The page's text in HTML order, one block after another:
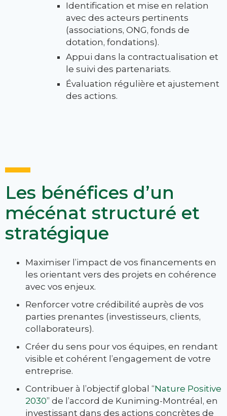
Identification et mise en relation
avec des acteurs pertinents
(associations, ONG, fonds de
dotation, fondations).
Appui dans la contractualisation et
le suivi des partenariats.
Évaluation régulière et ajustement
des actions.
Les bénéfices d’un
mécénat structuré et
stratégique
Maximiser l’impact de vos financements en
les orientant vers des projets en cohérence
avec vos enjeux.
Renforcer votre crédibilité auprès de vos
parties prenantes (investisseurs, clients,
collaborateurs).
Créer du sens pour vos équipes, en rendant
visible et cohérent l’engagement de votre
entreprise.
Contribuer à l’objectif global “Nature Positive
2030” de l’accord de Kuniming-Montréal, en
investissant dans des actions concrètes de